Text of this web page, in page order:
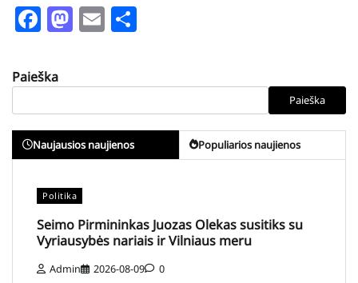
Facebook
Mastodon
Email
Paieška
Paieška
Naujausios naujienos Populiarios naujienos
Politika
Seimo Pirmininkas Juozas Olekas susitiks su
Vyriausybės nariais ir Vilniaus meru
Admin 2026-08-09 0